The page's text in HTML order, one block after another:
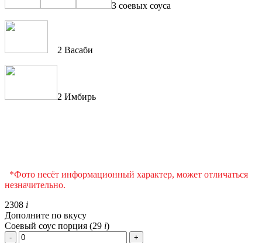
3 соевых соуса
2 Васаби
2 Имбирь
*Фото несёт информационный характер, может отличаться
незначительно.
2308 i
Дополните по вкусу
Соевый соус порция (29 i)